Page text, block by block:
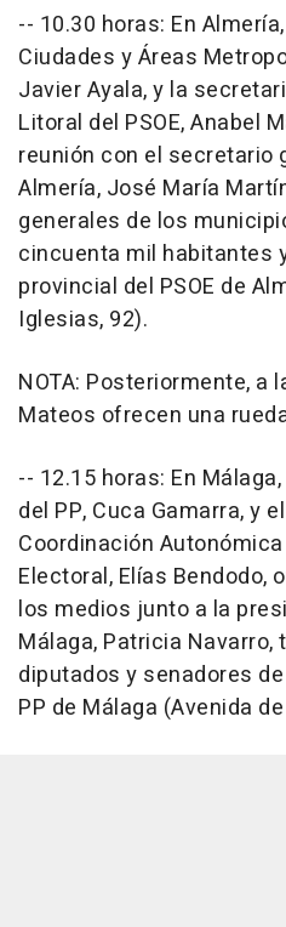
-- 10.30 horas: En
Ciudades y Áreas
Javier Ayala, y la
Litoral del PSOE, Anabel
reunión con el secretario
Almería, José María
generales de los
cincuenta mil habitantes
provincial del PSOE de
Iglesias, 92).
NOTA: Posteriormente, a
Mateos ofrecen una
-- 12.15 horas: En
del PP, Cuca Gamarra, y
Coordinación
Electoral, Elías Bendodo,
los medios junto a la
Málaga, Patricia Navarro,
diputados y senadores
PP de Málaga (Avenida